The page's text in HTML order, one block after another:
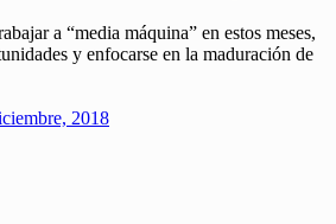
a “media máquina” en estos meses,
y enfocarse en la maduración de
2018